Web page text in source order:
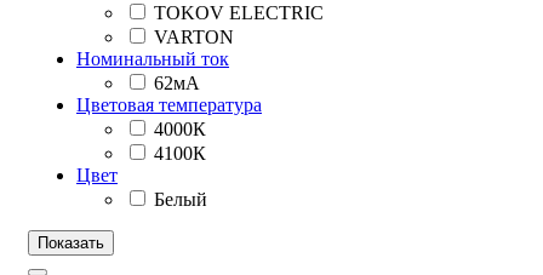
TOKOV ELECTRIC
VARTON
Номинальный ток
62мА
Цветовая температура
4000К
4100К
Цвет
Белый